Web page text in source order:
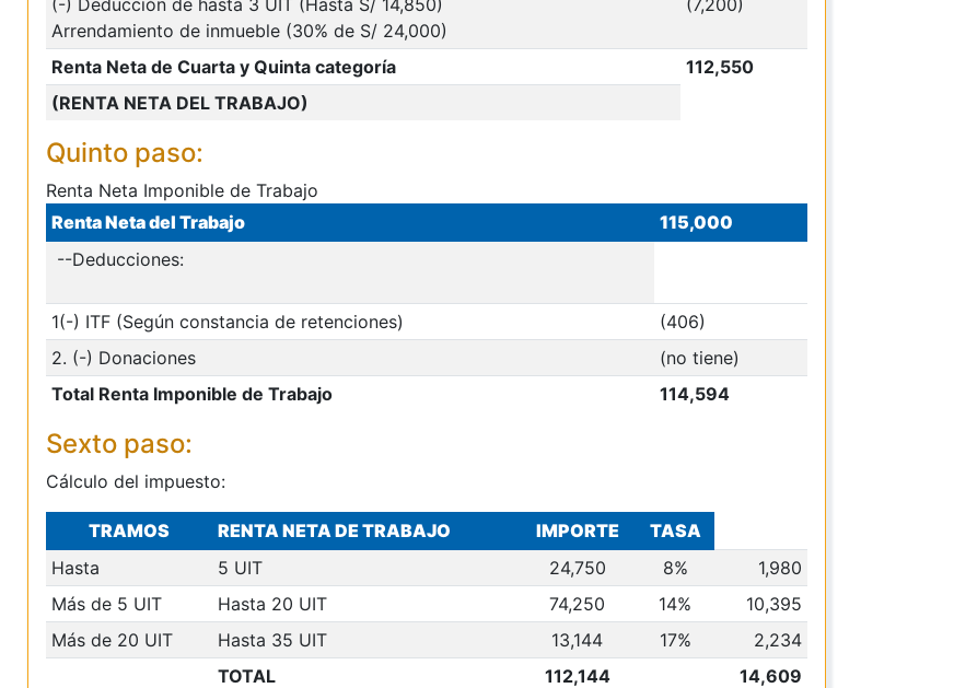
Arrendamiento de inmueble (30% de S/ 24,000)
Renta Neta de Cuarta y Quinta categoría
112,550
(RENTA NETA DEL TRABAJO)
Quinto paso:
Renta Neta Imponible de Trabajo
Renta Neta del Trabajo
115,000
--Deducciones:
1(-) ITF (Según constancia de retenciones)
(406)
2. (-) Donaciones
(no tiene)
Total Renta Imponible de Trabajo
114,594
Sexto paso:
Cálculo del impuesto:
TRAMOS RENTA NETA DE TRABAJO IMPORTE
TASA
Hasta
5 UIT 24,750 8%
1,980
Más de 5 UIT
Hasta 20 UIT 74,250 14%
10,395
Más de 20 UIT
Hasta 35 UIT 13,144 17%
2,234
TOTAL
112,144 14,609